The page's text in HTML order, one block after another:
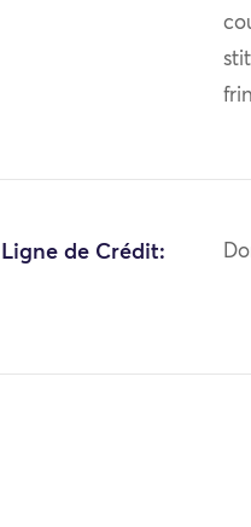
Ligne de Crédit: